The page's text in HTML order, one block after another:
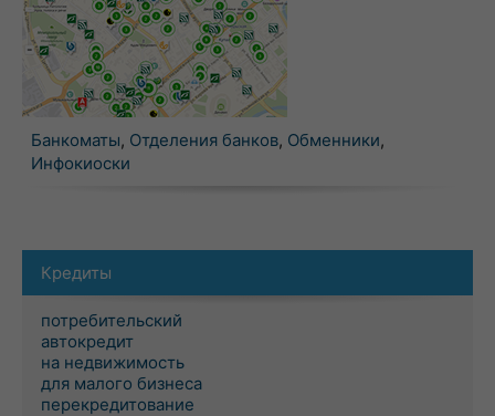
Банкоматы, Отделения банков, Обменники,
Инфокиоски
Кредиты
потребительский
автокредит
на недвижимость
для малого бизнеса
перекредитование